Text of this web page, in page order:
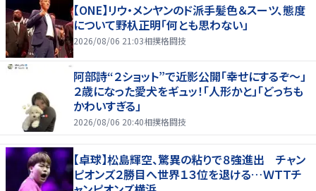
【ONE】リウ・メンヤンのド派手髪色＆スーツ、態度
について野杁正明「何とも思わない」
2026/08/06 21:03相撲格闘技
阿部詩“２ショット”で近影公開「幸せにするぞ〜」
２歳になった愛犬をギュッ！「人形かと」「どっちも
かわいすぎる」
2026/08/06 20:40相撲格闘技
【卓球】松島輝空、驚異の粘りで８強進出 チャン
ピオンズ２勝目へ世界１３位を退ける…ＷＴＴチ